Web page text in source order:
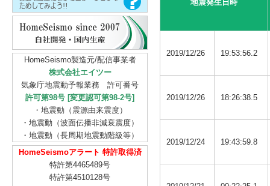
HomeSeismo製造元/配信事業者
株式会社エイツー
気象庁地震動予報業務 許可番号
許可第98号 [変更認可第98-2号]
・地震動（震源由来震度）
・地震動（波面伝播非減衰震度）
・地震動（長周期地震動階級等）
HomeSeismoアラート 特許取得済
特許第4465489号
特許第4510128号
地震発生日時
2019/12/26 19:53:56.2
2019/12/26 18:26:38.5
2019/12/24 19:43:59.8